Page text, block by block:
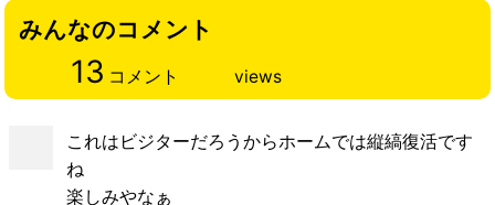
みんなのコメント
13 コメント views
これはビジターだろうからホームでは縦縞復活です
ね
楽しみやなぁ